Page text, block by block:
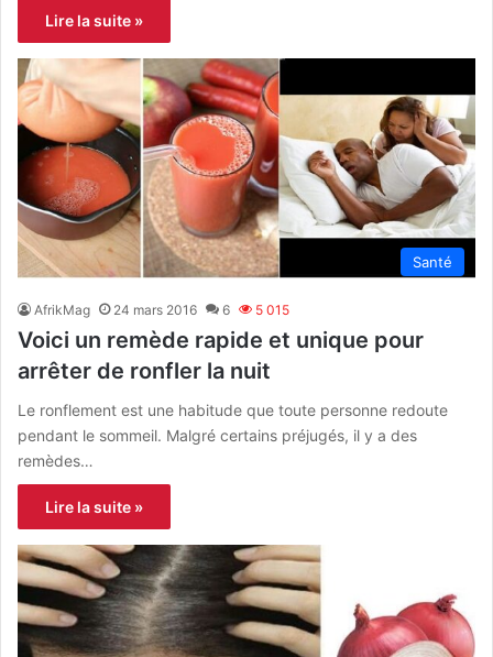
Lire la suite »
Santé
AfrikMag 24 mars 2016 6 5 015
Voici un remède rapide et unique pour
arrêter de ronfler la nuit
Le ronflement est une habitude que toute personne redoute
pendant le sommeil. Malgré certains préjugés, il y a des
remèdes…
Lire la suite »